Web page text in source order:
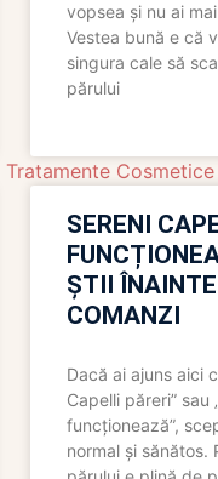
vopsea și nu ai
Vestea bună e că
singura cale să
părului
Tratamente Cosmetice
SERENI
ȘTII
COMANZI
Dacă ai ajuns aici
Capelli păreri” sau
funcționează”,
normal și sănătos.